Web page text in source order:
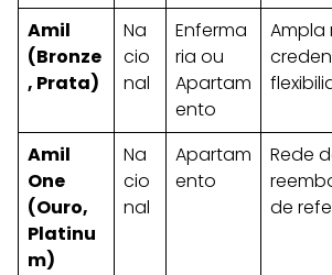
Amil
(Bronze
, Prata)
Na
cio
nal
Enferma
ria ou
Apartam
ento
Ampla
Amil
One
(Ouro,
Platinu
m)
Na
cio
nal
Apartam
ento
Rede
de